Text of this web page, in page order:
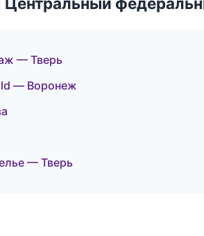
— Тверь
— Воронеж
— Тверь